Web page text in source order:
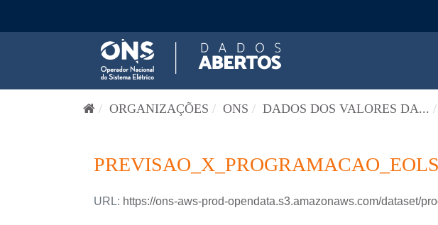
ORGANIZAÇÕES ONS DADOS DOS VALORES DA...
URL: https://ons-aws-prod-opendata.s3.amazonaws.com/dataset/